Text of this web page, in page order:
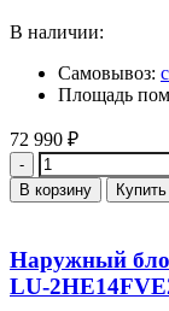
В наличии:
Самовывоз:
Площадь
72 990 ₽
Количество
В корзину
Наружный
LU-